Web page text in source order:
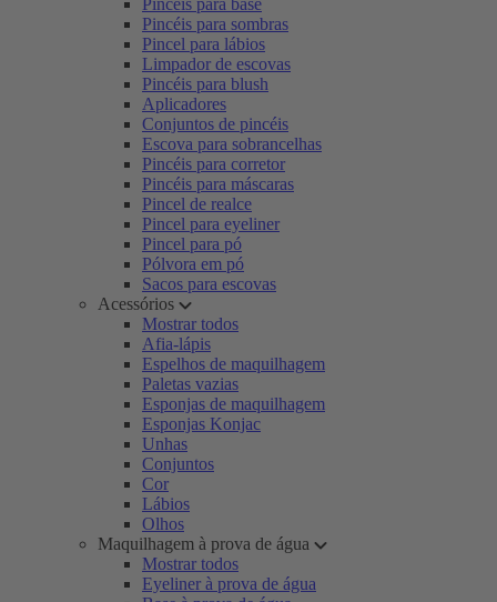
Pincéis para base
Pincéis para sombras
Pincel para lábios
Limpador de escovas
Pincéis para blush
Aplicadores
Conjuntos de pincéis
Escova para sobrancelhas
Pincéis para corretor
Pincéis para máscaras
Pincel de realce
Pincel para eyeliner
Pincel para pó
Pólvora em pó
Sacos para escovas
Acessórios
Mostrar todos
Afia-lápis
Espelhos de maquilhagem
Paletas vazias
Esponjas de maquilhagem
Esponjas Konjac
Unhas
Conjuntos
Cor
Lábios
Olhos
Maquilhagem à prova de água
Mostrar todos
Eyeliner à prova de água